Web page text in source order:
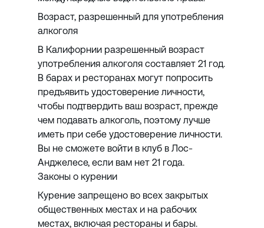
Возраст, разрешенный для употребления
алкоголя
В Калифорнии разрешенный возраст
употребления алкоголя составляет 21 год.
В барах и ресторанах могут попросить
предъявить удостоверение личности,
чтобы подтвердить ваш возраст, прежде
чем подавать алкоголь, поэтому лучше
иметь при себе удостоверение личности.
Вы не сможете войти в клуб в Лос-
Анджелесе, если вам нет 21 года.
Законы о курении
Курение запрещено во всех закрытых
общественных местах и ​​на рабочих
местах, включая рестораны и бары.